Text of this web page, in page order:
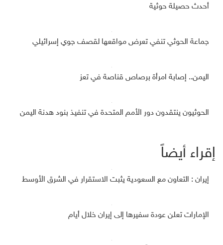
أحدث حصيلة حوثية
جماعة الحوثي تنفي تعرض مواقعها لقصف جوي إسرائيلي
اليمن.. إصابة امرأة برصاص قناصة في تعز
الحوثيون ينتقدون دور الأمم المتحدة في تنفيذ بنود هدنة اليمن
إقراء أيضاً
إيران : التعاون مع السعودية يثبت الاستقرار في الشرق الأوسط
الإمارات تعلن عودة سفيرها إلى إيران خلال أيام